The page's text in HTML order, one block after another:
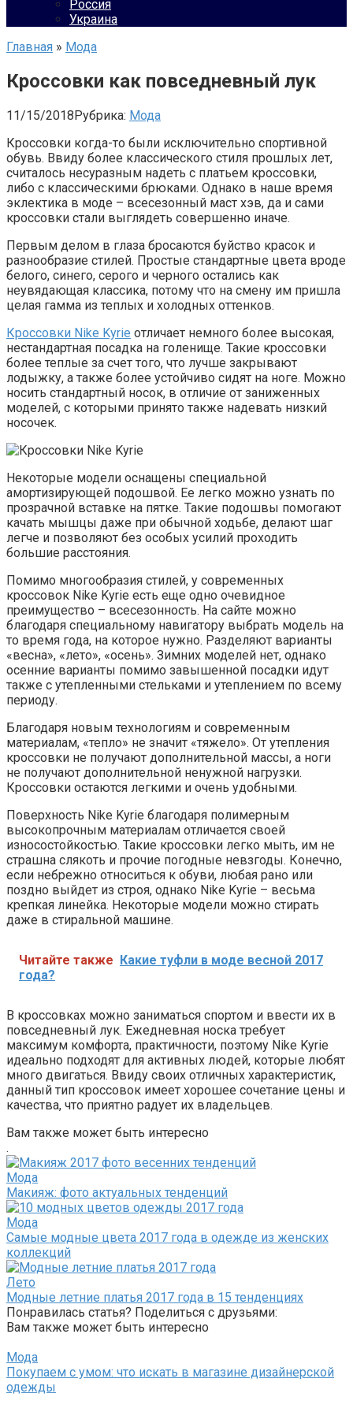
Россия
Украина
Главная » Мода
Кроссовки как повседневный лук
11/15/2018Рубрика: Мода
Кроссовки когда-то были исключительно спортивной
обувь. Ввиду более классического стиля прошлых лет,
считалось несуразным надеть с платьем кроссовки,
либо с классическими брюками. Однако в наше время
эклектика в моде – всесезонный маст хэв, да и сами
кроссовки стали выглядеть совершенно иначе.
Первым делом в глаза бросаются буйство красок и
разнообразие стилей. Простые стандартные цвета вроде
белого, синего, серого и черного остались как
неувядающая классика, потому что на смену им пришла
целая гамма из теплых и холодных оттенков.
Кроссовки Nike Kyrie отличает немного более высокая,
нестандартная посадка на голенище. Такие кроссовки
более теплые за счет того, что лучше закрывают
лодыжку, а также более устойчиво сидят на ноге. Можно
носить стандартный носок, в отличие от заниженных
моделей, с которыми принято также надевать низкий
носочек.
Некоторые модели оснащены специальной
амортизирующей подошвой. Ее легко можно узнать по
прозрачной вставке на пятке. Такие подошвы помогают
качать мышцы даже при обычной ходьбе, делают шаг
легче и позволяют без особых усилий проходить
большие расстояния.
Помимо многообразия стилей, у современных
кроссовок Nike Kyrie есть еще одно очевидное
преимущество – всесезонность. На сайте можно
благодаря специальному навигатору выбрать модель на
то время года, на которое нужно. Разделяют варианты
«весна», «лето», «осень». Зимних моделей нет, однако
осенние варианты помимо завышенной посадки идут
также с утепленными стельками и утеплением по всему
периоду.
Благодаря новым технологиям и современным
материалам, «тепло» не значит «тяжело». От утепления
кроссовки не получают дополнительной массы, а ноги
не получают дополнительной ненужной нагрузки.
Кроссовки остаются легкими и очень удобными.
Поверхность Nike Kyrie благодаря полимерным
высокопрочным материалам отличается своей
износостойкостью. Такие кроссовки легко мыть, им не
страшна слякоть и прочие погодные невзгоды. Конечно,
если небрежно относиться к обуви, любая рано или
поздно выйдет из строя, однако Nike Kyrie – весьма
крепкая линейка. Некоторые модели можно стирать
даже в стиральной машине.
Читайте также Какие туфли в моде весной 2017
года?
В кроссовках можно заниматься спортом и ввести их в
повседневный лук. Ежедневная носка требует
максимум комфорта, практичности, поэтому Nike Kyrie
идеально подходят для активных людей, которые любят
много двигаться. Ввиду своих отличных характеристик,
данный тип кроссовок имеет хорошее сочетание цены и
качества, что приятно радует их владельцев.
Вам также может быть интересно
.
Мода
Макияж: фото актуальных тенденций
Мода
Самые модные цвета 2017 года в одежде из женских
коллекций
Лето
Модные летние платья 2017 года в 15 тенденциях
Понравилась статья? Поделиться с друзьями:
Вам также может быть интересно
Мода
Покупаем с умом: что искать в магазине дизайнерской
одежды